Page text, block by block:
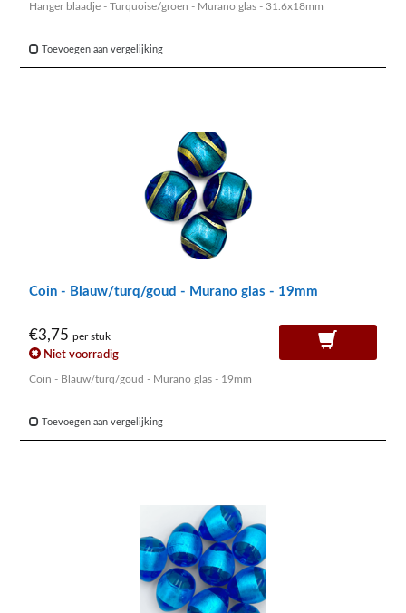
Hanger blaadje - Turquoise/groen - Murano glas - 31.6x18mm
Toevoegen aan vergelijking
Coin - Blauw/turq/goud - Murano glas - 19mm
€3,75 per stuk
Niet voorradig
Coin - Blauw/turq/goud - Murano glas - 19mm
Toevoegen aan vergelijking